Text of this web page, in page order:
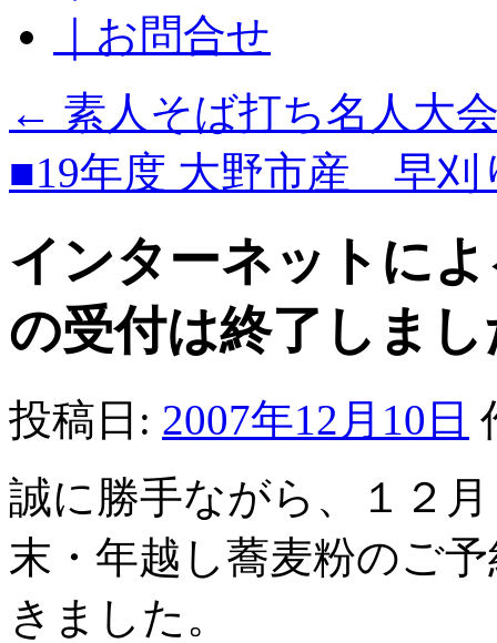
｜お問合せ
← 素人そば打ち名人大
■19年度 大野市産 早刈
インターネットに
の受付は終了しまし
投稿日: 2007年12月10日
誠に勝手ながら、１２
末・年越し蕎麦粉のご
きました。